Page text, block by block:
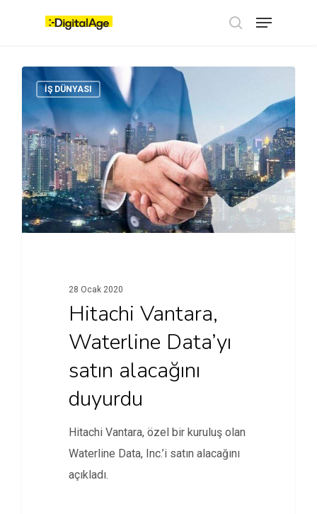
Menu
İŞ DÜNYASI
28 Ocak 2020
Hitachi Vantara,
Waterline Data’yı
satın alacağını
duyurdu
Hitachi Vantara, özel bir kuruluş olan
Waterline Data, Inc.’i satın alacağını
açıkladı.